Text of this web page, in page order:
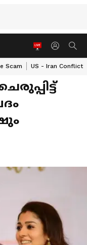
Scam US - Iran Conflict